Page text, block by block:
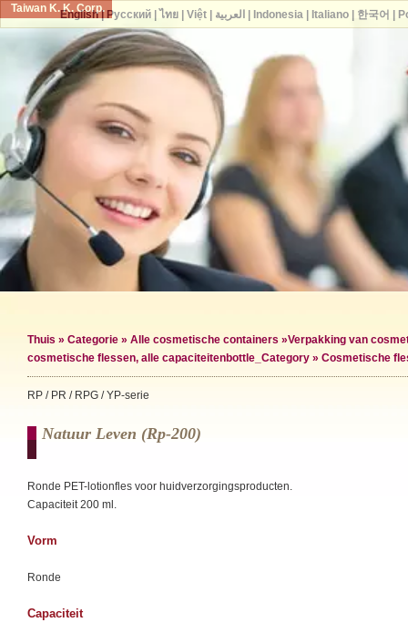
Taiwan K. K. Corp.
Thuis » Categorie » Alle cosmetische containers »Verpakking van
cosmetische flessen, alle capaciteitenbottle_Category » Cosmetische
RP / PR / RPG / YP-serie
Natuur Leven (rp-200)
Ronde PET-lotionfles voor huidverzorgingsproducten.
Capaciteit 200 ml.
Vorm
Ronde
Capaciteit
English| Русский| ไทย| Việt| العربية Indonesia| Italiano| 한국어